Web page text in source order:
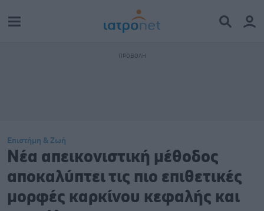
Επιστήμη & Ζωή
Νέα απεικονιστική μέθοδος
αποκαλύπτει τις πιο επιθετικές
μορφές καρκίνου κεφαλής και